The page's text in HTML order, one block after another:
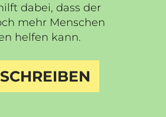
dabei, dass der
mehr Menschen
helfen kann.